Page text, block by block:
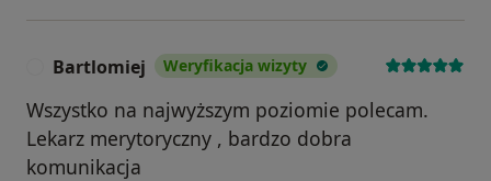
Bartlomiej Weryfikacja wizyty
Wszystko na najwyższym poziomie polecam.
Lekarz merytoryczny , bardzo dobra
komunikacja